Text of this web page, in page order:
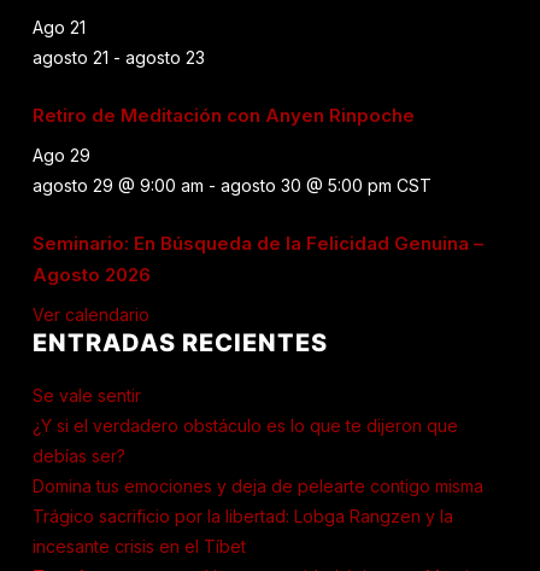
Ago 21
agosto 21 - agosto 23
Retiro de Meditación con Anyen Rinpoche
Ago 29
agosto 29 @ 9:00 am - agosto 30 @ 5:00 pm CST
Seminario: En Búsqueda de la Felicidad Genuina –
Agosto 2026
Ver calendario
ENTRADAS RECIENTES
Se vale sentir
¿Y si el verdadero obstáculo es lo que te dijeron que
debías ser?
Domina tus emociones y deja de pelearte contigo misma
Trágico sacrificio por la libertad: Lobga Rangzen y la
incesante crisis en el Tíbet